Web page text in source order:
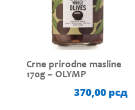
Crne prirodne masline
170g – OLYMP
370,00 рсд